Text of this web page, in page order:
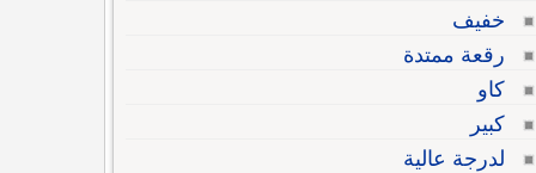
خفيف
رقعة ممتدة
كاو
كبير
لدرجة عالية